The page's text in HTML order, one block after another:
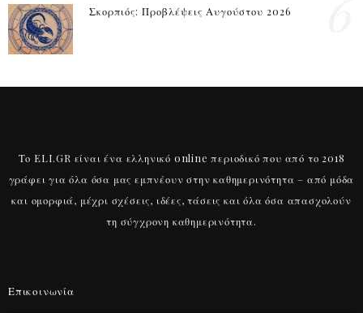
Σκορπιός: Προβλέψεις Αυγούστου 2026
Το ELI.GR είναι ένα ελληνικό online περιοδικό που από το 2018
γράφει για όλα όσα μας εμπνέουν στην καθημερινότητα – από μόδα
και ομορφιά, μέχρι σχέσεις, ιδέες, τάσεις και όλα όσα απασχολούν
τη σύγχρονη καθημερινότητα.
Επικοινωνία